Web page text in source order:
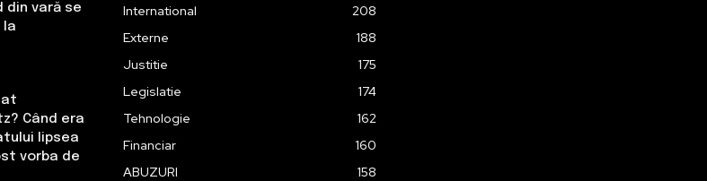
din vară se
la
Când era
lipsea
vorba de
International
208
Externe
188
Justitie
175
Legislatie
174
Tehnologie
162
Financiar
160
ABUZURI
158